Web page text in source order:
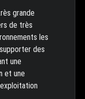
grande
de très
les
des
une
et une